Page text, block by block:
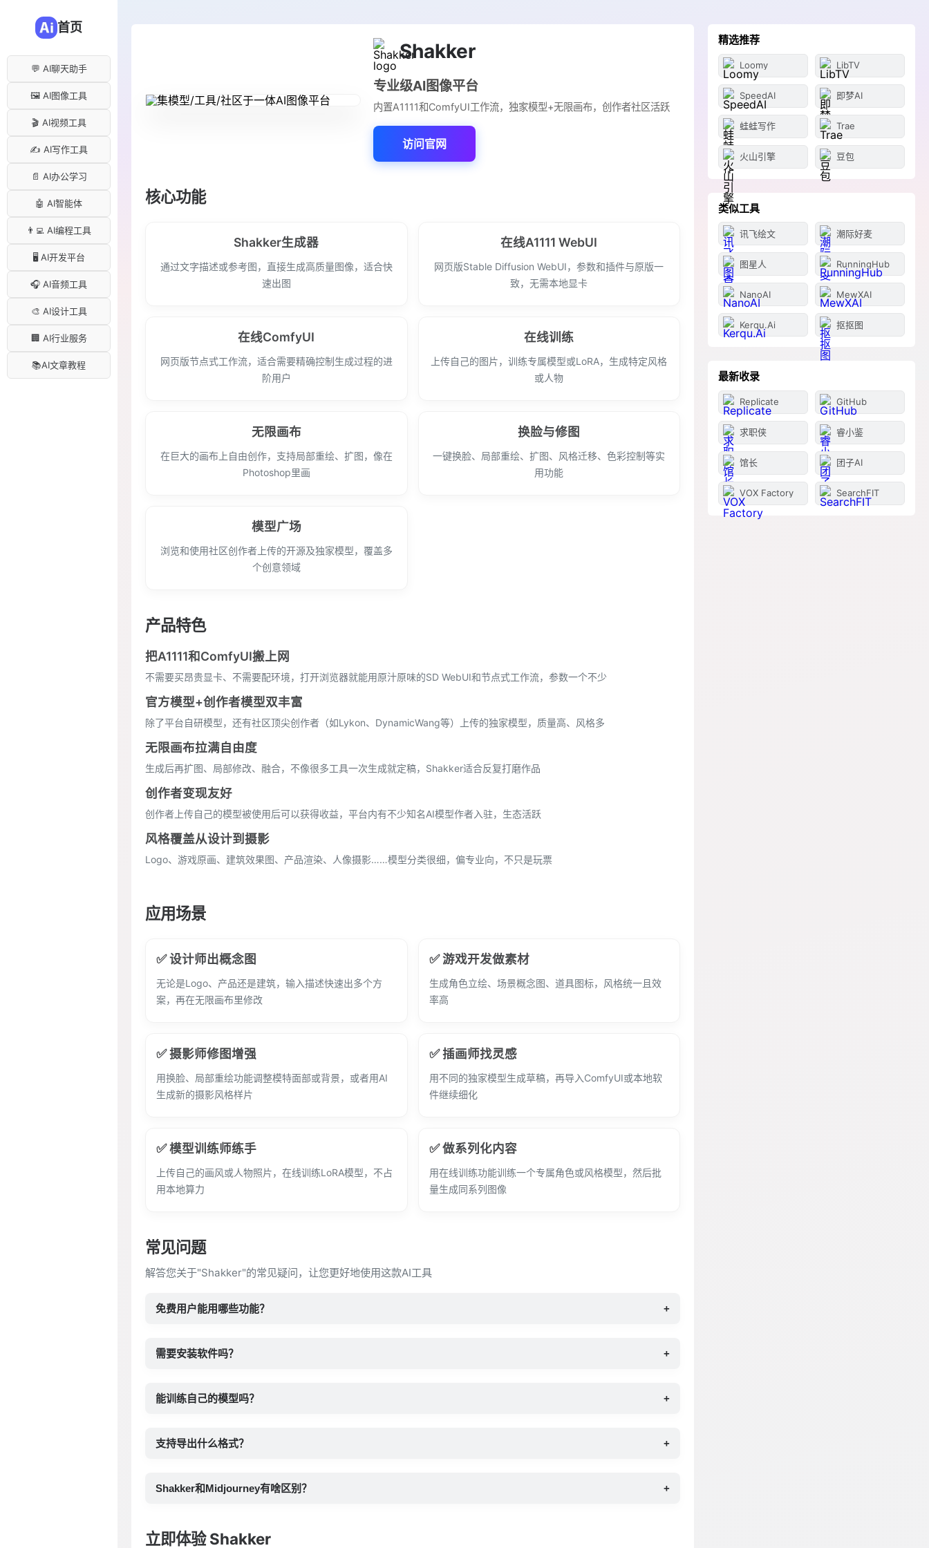
首页
💬 AI聊天助手
🖼️ AI图像工具
🎬 AI视频工具
✍️ AI写作工具
📄 AI办公学习
🤖 AI智能体
👨‍💻 AI编程工具
🖥️ AI开发平台
🎧 AI音频工具
🎨 AI设计工具
🏢 AI行业服务
📚AI文章教程
Shakker
专业级AI图像平台
内置A1111和ComfyUI工作流，独家模型+无限画布，创作者社区活跃
访问官网
核心功能
Shakker生成器
通过文字描述或参考图，直接生成高质量图像，适合快
速出图
在线A1111 WebUI
网页版Stable Diffusion WebUI，参数和插件与原版一
致，无需本地显卡
在线ComfyUI
网页版节点式工作流，适合需要精确控制生成过程的进
阶用户
在线训练
上传自己的图片，训练专属模型或LoRA，生成特定风格
或人物
无限画布
在巨大的画布上自由创作，支持局部重绘、扩图，像在
Photoshop里画
换脸与修图
一键换脸、局部重绘、扩图、风格迁移、色彩控制等实
用功能
模型广场
浏览和使用社区创作者上传的开源及独家模型，覆盖多
个创意领域
产品特色
把A1111和ComfyUI搬上网
不需要买昂贵显卡、不需要配环境，打开浏览器就能用原汁原味的SD WebUI和节点式工作流，参数一个不少
官方模型+创作者模型双丰富
除了平台自研模型，还有社区顶尖创作者（如Lykon、DynamicWang等）上传的独家模型，质量高、风格多
无限画布拉满自由度
生成后再扩图、局部修改、融合，不像很多工具一次生成就定稿，Shakker适合反复打磨作品
创作者变现友好
创作者上传自己的模型被使用后可以获得收益，平台内有不少知名AI模型作者入驻，生态活跃
风格覆盖从设计到摄影
Logo、游戏原画、建筑效果图、产品渲染、人像摄影……模型分类很细，偏专业向，不只是玩票
应用场景
✅ 设计师出概念图
无论是Logo、产品还是建筑，输入描述快速出多个方
案，再在无限画布里修改
✅ 游戏开发做素材
生成角色立绘、场景概念图、道具图标，风格统一且效
率高
✅ 摄影师修图增强
用换脸、局部重绘功能调整模特面部或背景，或者用AI
生成新的摄影风格样片
✅ 插画师找灵感
用不同的独家模型生成草稿，再导入ComfyUI或本地软
件继续细化
✅ 模型训练师练手
上传自己的画风或人物照片，在线训练LoRA模型，不占
用本地算力
✅ 做系列化内容
用在线训练功能训练一个专属角色或风格模型，然后批
量生成同系列图像
常见问题
解答您关于"Shakker"的常见疑问，让您更好地使用这款AI工具
免费用户能用哪些功能？ +
需要安装软件吗？ +
能训练自己的模型吗？ +
支持导出什么格式？ +
Shakker和Midjourney有啥区别？ +
立即体验 Shakker
精选推荐
Loomy LibTV
SpeedAI 即梦AI
蛙蛙写作 Trae
火山引擎 豆包
类似工具
讯飞绘文 潮际好麦
图星人 RunningHub
NanoAI MewXAI
Kerqu.Ai 抠抠图
最新收录
Replicate GitHub
求职侠 睿小鉴
馆长 团子AI
VOX Factory SearchFIT